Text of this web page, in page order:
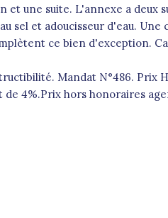
et une suite. L'annexe a deux
sel et adoucisseur d'eau. Une
ce bien d'exception.
Mandat N°486. Prix
4%.Prix hors honoraires